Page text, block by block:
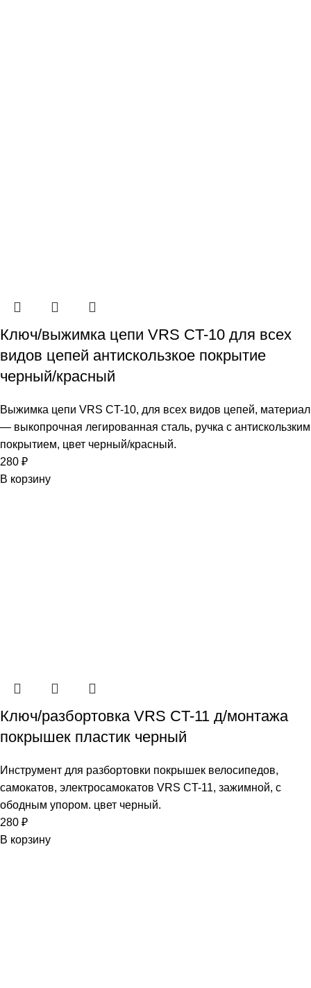
Ключ/выжимка цепи VRS CT-10 для всех
видов цепей антискользкое покрытие
черный/красный
Выжимка цепи VRS CT-10, для всех видов цепей, материал
— выкопрочная легированная сталь, ручка с антискользким
покрытием, цвет черный/красный.
280 ₽
В корзину
Ключ/разбортовка VRS CT-11 д/монтажа
покрышек пластик черный
Инструмент для разбортовки покрышек велосипедов,
самокатов, электросамокатов VRS CT-11, зажимной, с
ободным упором. цвет черный.
280 ₽
В корзину